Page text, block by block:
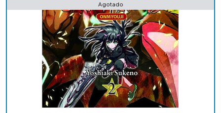
Agotado